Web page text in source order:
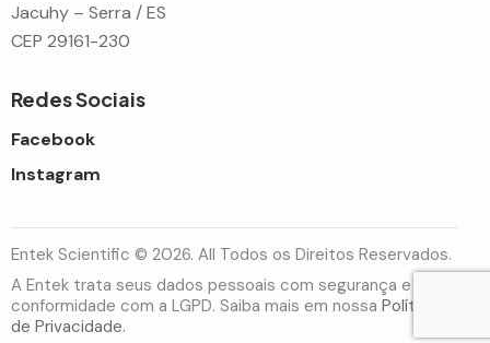
Jacuhy – Serra / ES
CEP 29161-230
Redes Sociais
Facebook
Instagram
Entek Scientific © 2026. All Todos os Direitos Reservados.
A Entek trata seus dados pessoais com segurança e em
conformidade com a LGPD. Saiba mais em nossa Política
de Privacidade.